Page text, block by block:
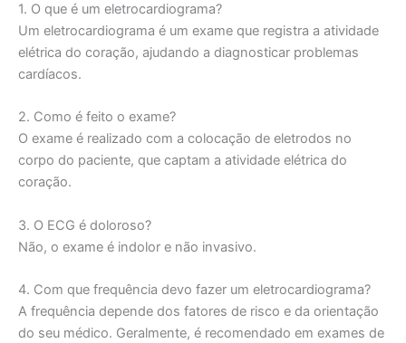
1. O que é um eletrocardiograma?
Um eletrocardiograma é um exame que registra a atividade
elétrica do coração, ajudando a diagnosticar problemas
cardíacos.
2. Como é feito o exame?
O exame é realizado com a colocação de eletrodos no
corpo do paciente, que captam a atividade elétrica do
coração.
3. O ECG é doloroso?
Não, o exame é indolor e não invasivo.
4. Com que frequência devo fazer um eletrocardiograma?
A frequência depende dos fatores de risco e da orientação
do seu médico. Geralmente, é recomendado em exames de